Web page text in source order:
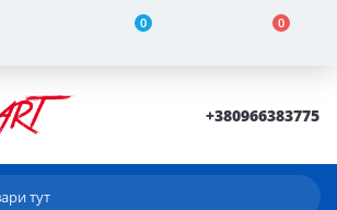
0 0
+380966383775